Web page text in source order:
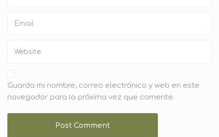
Guarda mi nombre, correo electrónico y web en este
navegador para la próxima vez que comente.